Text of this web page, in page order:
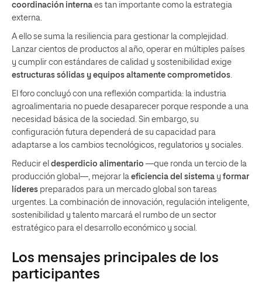
coordinación interna es tan importante como la estrategia
externa.
A ello se suma la resiliencia para gestionar la complejidad.
Lanzar cientos de productos al año, operar en múltiples países
y cumplir con estándares de calidad y sostenibilidad exige
estructuras sólidas y equipos altamente comprometidos
El foro concluyó con una reflexión compartida: la industria
agroalimentaria no puede desaparecer porque responde a una
necesidad básica de la sociedad. Sin embargo, su
configuración futura dependerá de su capacidad para
adaptarse a los cambios tecnológicos, regulatorios y sociales.
Reducir el desperdicio alimentario —que ronda un tercio de la
producción global—, mejorar la eficiencia del sistema y formar
líderes preparados para un mercado global son tareas
urgentes. La combinación de innovación, regulación inteligente,
sostenibilidad y talento marcará el rumbo de un sector
estratégico para el desarrollo económico y social.
Los mensajes principales de los
participantes